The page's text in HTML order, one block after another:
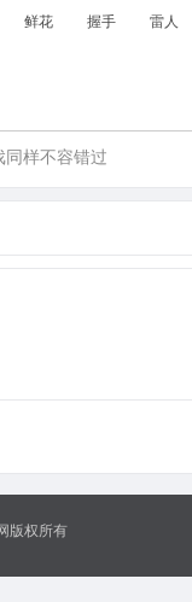
鲜花 握手 雷人
同样不容错过
版权所有